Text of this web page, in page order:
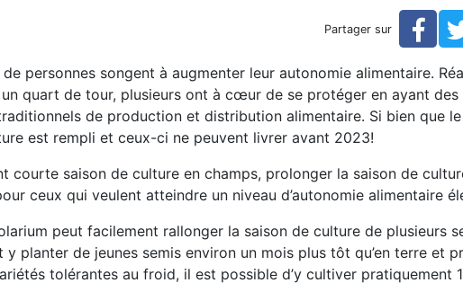
Partager sur
personnes songent à augmenter leur autonomie alimentaire.
quart de tour, plusieurs ont à cœur de se protéger en ayant des
de production et distribution alimentaire. Si bien que
est rempli et ceux-ci ne peuvent livrer avant 2023!
courte saison de culture en champs, prolonger la saison de
ceux qui veulent atteindre un niveau d’autonomie alimentaire
peut facilement rallonger la saison de culture de plusieurs
planter de jeunes semis environ un mois plus tôt qu’en terre et
tolérantes au froid, il est possible d’y cultiver pratiquement